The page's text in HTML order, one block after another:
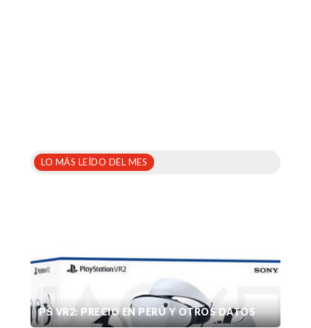
LO MÁS LEÍDO DEL MES
PS VR2: PRECIO EN PERÚ Y OTROS DATOS